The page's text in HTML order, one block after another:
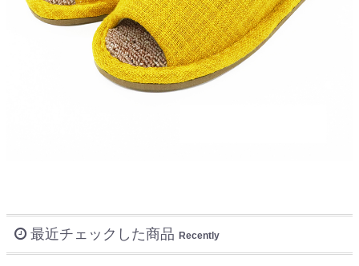
最近チェックした商品 Recently